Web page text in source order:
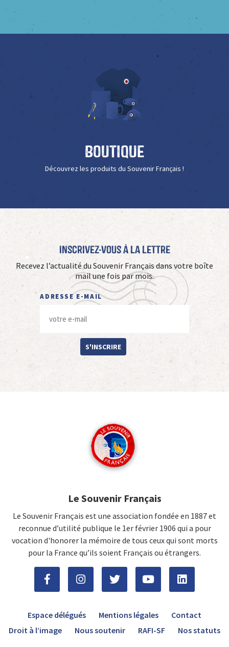
Boutique
Découvrez les produits du Souvenir Français !
Inscrivez-vous à La Lettre
Recevez l’actualité du Souvenir Français dans votre boîte
mail une fois par mois.
ADRESSE E-MAIL
S'INSCRIRE
Le Souvenir Français
Le Souvenir Français est une association fondée en 1887 et
reconnue d’utilité publique le 1er février 1906 qui a pour
vocation d'honorer la mémoire de tous ceux qui sont morts
pour la France qu’ils soient Français ou étrangers.
Espace délégués Mentions légales
Contact
Droit à l’image
Nous soutenir RAFI-SF Nos statuts